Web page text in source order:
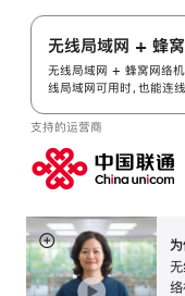
无线局域网 + 蜂
无线局域网 + 蜂窝网络
线局域网可用时，也能连线
支持的运营商
展
开